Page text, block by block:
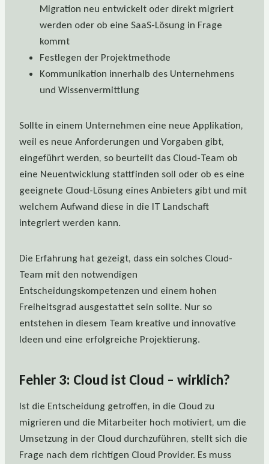
Migration neu entwickelt oder direkt migriert
werden oder ob eine SaaS-Lösung in Frage
kommt
Festlegen der Projektmethode
Kommunikation innerhalb des Unternehmens
und Wissenvermittlung
Sollte in einem Unternehmen eine neue Applikation,
weil es neue Anforderungen und Vorgaben gibt,
eingeführt werden, so beurteilt das Cloud-Team ob
eine Neuentwicklung stattfinden soll oder ob es eine
geeignete Cloud-Lösung eines Anbieters gibt und mit
welchem Aufwand diese in die IT Landschaft
integriert werden kann.
Die Erfahrung hat gezeigt, dass ein solches Cloud-
Team mit den notwendigen
Entscheidungskompetenzen und einem hohen
Freiheitsgrad ausgestattet sein sollte. Nur so
entstehen in diesem Team kreative und innovative
Ideen und eine erfolgreiche Projektierung.
Fehler 3: Cloud ist Cloud – wirklich?
Ist die Entscheidung getroffen, in die Cloud zu
migrieren und die Mitarbeiter hoch motiviert, um die
Umsetzung in der Cloud durchzuführen, stellt sich die
Frage nach dem richtigen Cloud Provider. Es muss